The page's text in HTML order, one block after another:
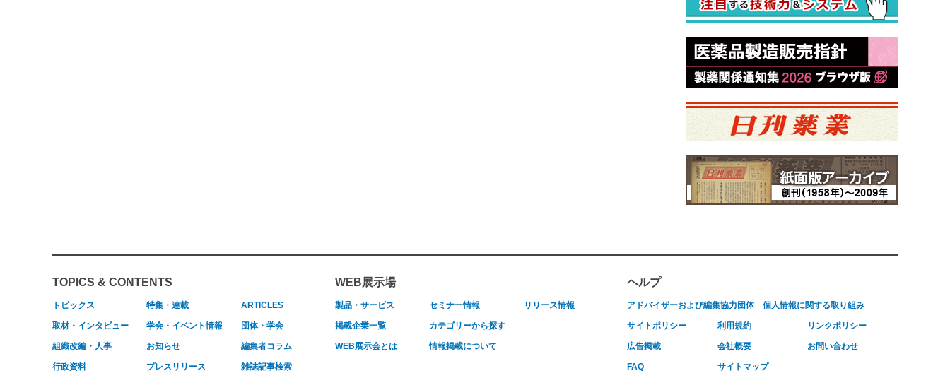
TOPICS & CONTENTS
トピックス 特集・連載 ARTICLES
取材・インタビュー 学会・イベント情報 団体・学会
組織改編・人事 お知らせ 編集者コラム
行政資料 プレスリリース 雑誌記事検索
WEB展示場
製品・サービス セミナー情報 リリース情報
掲載企業一覧 カテゴリーから探す
WEB展示会とは 情報掲載について
ヘルプ
アドバイザーおよび編集協力団体 個人情報に関する取り組み
サイトポリシー 利用規約 リンクポリシー
広告掲載 会社概要 お問い合わせ
FAQ サイトマップ